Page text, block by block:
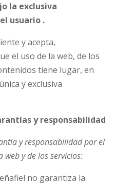
la exclusiva
usuario .
y acepta,
el uso de la web, de los
tiene lugar, en
y exclusiva
y responsabilidad
y responsabilidad por el
y de los servicios:
no garantiza la